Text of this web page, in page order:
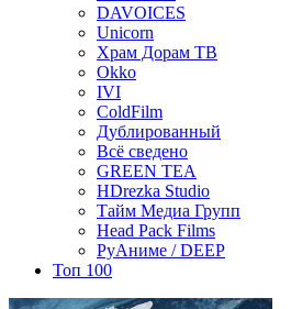
DAVOICES
Unicorn
Храм Дорам ТВ
Okko
IVI
ColdFilm
Дублированный
Всё сведено
GREEN TEA
HDrezka Studio
Тайм Медиа Групп
Head Pack Films
РуАниме / DEEP
Топ 100